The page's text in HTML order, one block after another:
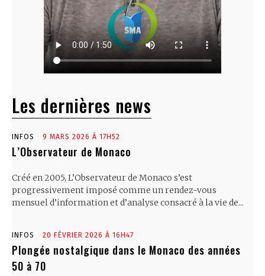
Les dernières news
INFOS 9 MARS 2026 À 17H52
L’Observateur de Monaco
Créé en 2005, L’Observateur de Monaco s’est
progressivement imposé comme un rendez-vous
mensuel d’information et d’analyse consacré à la vie de...
INFOS 20 FÉVRIER 2026 À 16H47
Plongée nostalgique dans le Monaco des années
50 à 70